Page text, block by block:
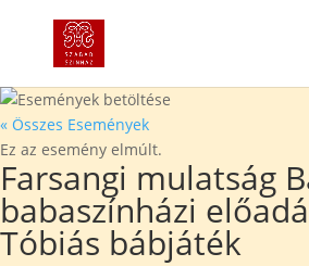
« Összes Események
Ez az esemény elmúlt.
Farsangi mulatság
babaszínházi
Tóbiás bábjáték